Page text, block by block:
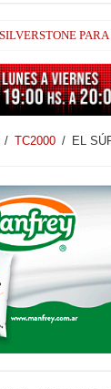
/ TC2000 / EL